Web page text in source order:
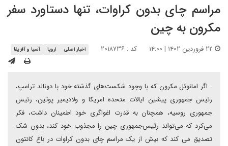
مراسم چای بدون کراوات، تنها دستاورد سفر
مکرون به چین
کد : ۲۰۱۸۷۳۶ اخبار اصلی اروپا آسیا و آفریقا
. اگر امانوئل مکرون که با وجود شکست‌های گذشته خود با دونالد ترامپ،
رئیس جمهوری پیشین ایالات متحده امریکا و ولادیمیر پوتین، رئیس
جمهوری روسیه، همچنان به قدرت اغواگری خود اطمینان داشت، فکر
می‌کرد که می‌تواند رئیس‌جمهوری چین را مجذوب خود کند، بدون شک
تصدیق می کند که بیش از یک مراسم چای بدون کراوات در باغ کانتون